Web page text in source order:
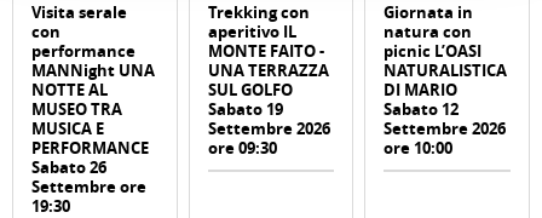
Visita serale
con
performance
MANNight UNA
NOTTE AL
MUSEO TRA
MUSICA E
PERFORMANCE
Sabato 26
Settembre ore
19:30
Trekking con
aperitivo IL
MONTE FAITO -
UNA TERRAZZA
SUL GOLFO
Sabato 19
Settembre 2026
ore 09:30
Giornata in
natura con
picnic L’OASI
NATURALISTICA
DI MARIO
Sabato 12
Settembre 2026
ore 10:00